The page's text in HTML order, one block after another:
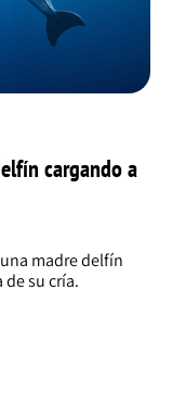
cargando a
madre delfín
su cría.